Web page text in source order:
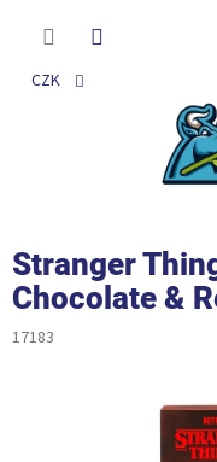
CZK
Stranger
Chocolate &
17183